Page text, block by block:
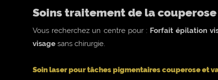
Soins traitement de la
Vous recherchez un centre pour : Forfait épilation
visage sans chirurgie.
Soin laser pour tâches pigmentaires couperose et